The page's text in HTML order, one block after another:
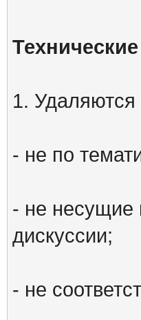
1.
- не по
- не несущие
дискуссии;
- не